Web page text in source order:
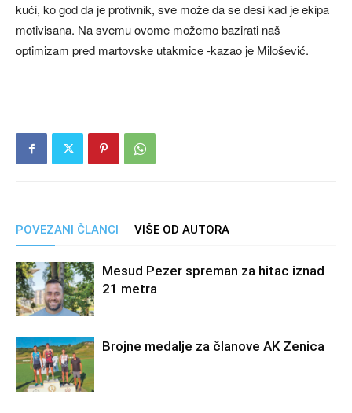
kući, ko god da je protivnik, sve može da se desi kad je ekipa
motivisana. Na svemu ovome možemo bazirati naš
optimizam pred martovske utakmice -kazao je Milošević.
POVEZANI ČLANCI VIŠE OD AUTORA
Mesud Pezer spreman za hitac iznad
21 metra
Brojne medalje za članove AK Zenica